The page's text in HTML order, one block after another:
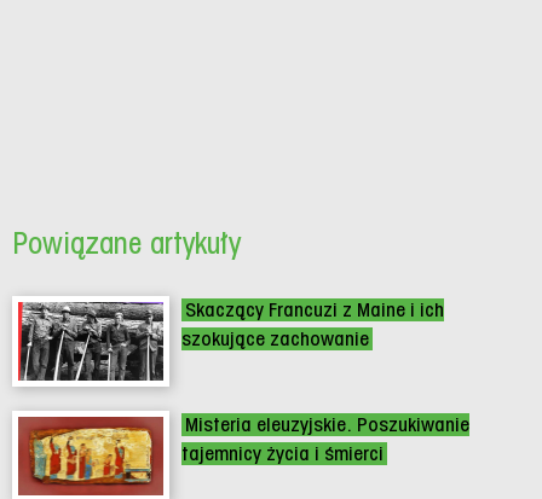
Powiązane artykuły
Skaczący Francuzi z Maine i ich
szokujące zachowanie
Misteria eleuzyjskie. Poszukiwanie
tajemnicy życia i śmierci